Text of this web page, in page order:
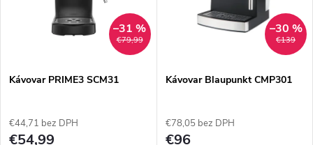
e
p
s
€79,99
–31 %
Kávovar PRIME3 SCM31
€44,71 bez DPH
€54,99
€139
–30 %
Kávovar Blaupunkt CMP301
€78,05 bez DPH
€96